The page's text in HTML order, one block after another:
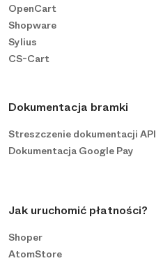
OpenCart
Shopware
Sylius
CS-Cart
Dokumentacja bramki
Streszczenie dokumentacji API
Dokumentacja Google Pay
Jak uruchomić płatności?
Shoper
AtomStore